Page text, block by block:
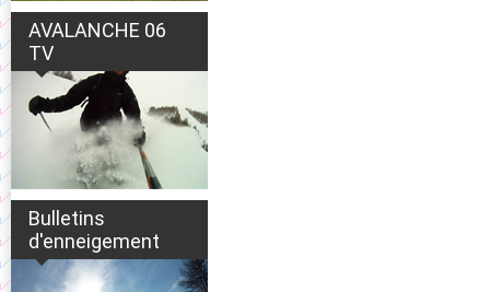
AVALANCHE 06
TV
Bulletins
d'enneigement